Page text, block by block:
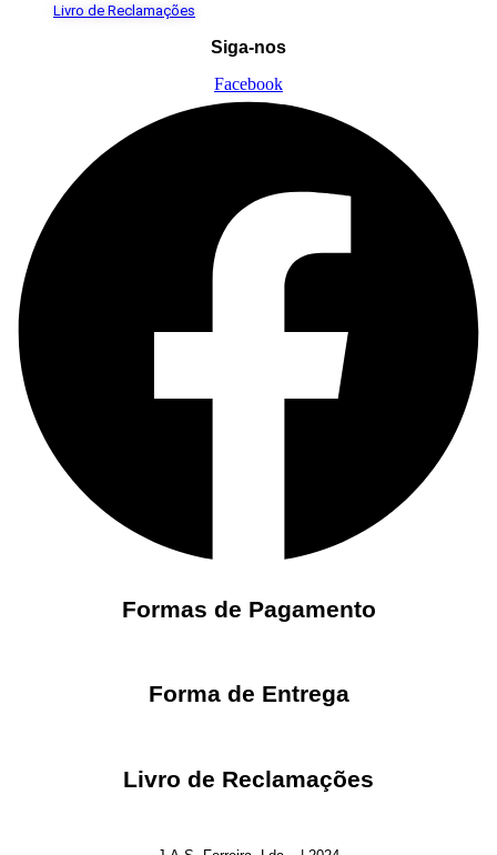
Livro de Reclamações
Siga-nos
Facebook
Formas de Pagamento
Forma de Entrega
Livro de Reclamações